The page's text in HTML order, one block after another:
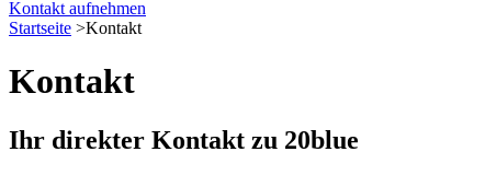
Menü
schließen
Kontakt aufnehmen
Startseite >Kontakt
Kontakt
Ihr direkter Kontakt zu 20blue